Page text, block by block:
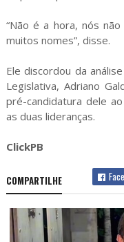
“Não é a hora, nós
muitos nomes”, disse.
Ele discordou da
Legislativa, Adriano
pré-candidatura dele
as duas lideranças.
ClickPB
COMPARTILHE